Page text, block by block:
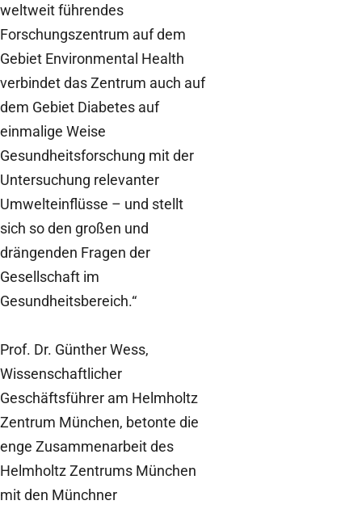
weltweit führendes
Forschungszentrum auf dem
Gebiet Environmental Health
verbindet das Zentrum auch auf
dem Gebiet Diabetes auf
einmalige Weise
Gesundheitsforschung mit der
Untersuchung relevanter
Umwelteinflüsse – und stellt
sich so den großen und
drängenden Fragen der
Gesellschaft im
Gesundheitsbereich.“
Prof. Dr. Günther Wess,
Wissenschaftlicher
Geschäftsführer am Helmholtz
Zentrum München, betonte die
enge Zusammenarbeit des
Helmholtz Zentrums München
mit den Münchner